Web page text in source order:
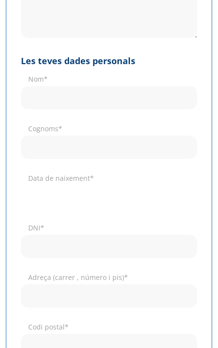
Les teves dades personals
Nom*
Cognoms*
Data de naixement*
DNI*
Adreça (carrer , número i pis)*
Codi postal*